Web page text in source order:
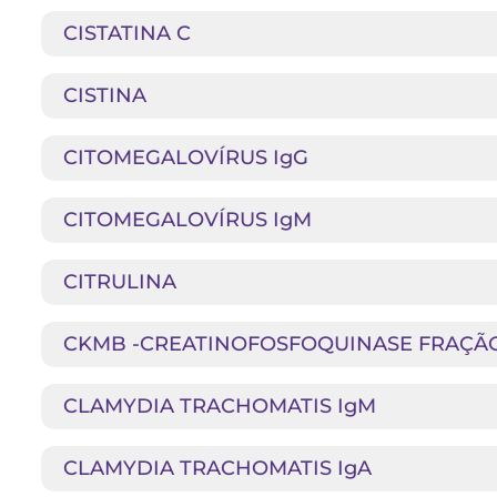
CISTATINA C
CISTINA
CITOMEGALOVÍRUS IgG
CITOMEGALOVÍRUS IgM
CITRULINA
CKMB -CREATINOFOSFOQUINASE
CLAMYDIA TRACHOMATIS IgM
CLAMYDIA TRACHOMATIS IgA